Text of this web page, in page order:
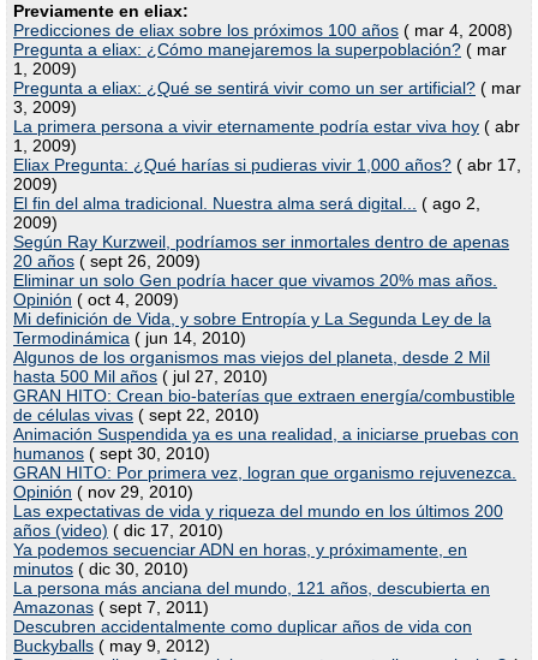
Previamente en eliax:
Predicciones de eliax sobre los próximos 100 años ( mar 4, 2008)
Pregunta a eliax: ¿Cómo manejaremos la superpoblación? ( mar
1, 2009)
Pregunta a eliax: ¿Qué se sentirá vivir como un ser artificial? ( mar
3, 2009)
La primera persona a vivir eternamente podría estar viva hoy ( abr
1, 2009)
Eliax Pregunta: ¿Qué harías si pudieras vivir 1,000 años? ( abr 17,
2009)
El fin del alma tradicional. Nuestra alma será digital...
( ago 2,
2009)
Según Ray Kurzweil, podríamos ser inmortales dentro de apenas
20 años ( sept 26, 2009)
Eliminar un solo Gen podría hacer que vivamos 20% mas años.
Opinión ( oct 4, 2009)
Mi definición de Vida, y sobre Entropía y La Segunda Ley de la
Termodinámica ( jun 14, 2010)
Algunos de los organismos mas viejos del planeta, desde 2 Mil
hasta 500 Mil años ( jul 27, 2010)
GRAN HITO: Crean bio-baterías que extraen energía/combustible
de células vivas ( sept 22, 2010)
Animación Suspendida ya es una realidad, a iniciarse pruebas con
humanos ( sept 30, 2010)
GRAN HITO: Por primera vez, logran que organismo rejuvenezca.
Opinión ( nov 29, 2010)
Las expectativas de vida y riqueza del mundo en los últimos 200
años (video) ( dic 17, 2010)
Ya podemos secuenciar ADN en horas, y próximamente, en
minutos ( dic 30, 2010)
La persona más anciana del mundo, 121 años, descubierta en
Amazonas ( sept 7, 2011)
Descubren accidentalmente como duplicar años de vida con
Buckyballs ( may 9, 2012)